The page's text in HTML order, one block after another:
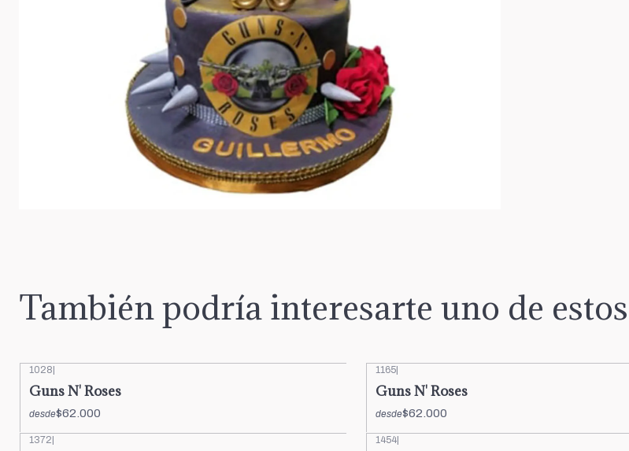
También podría interesarte uno de estos
1028
Guns N' Roses
desde$62.000
1165|
Guns N' Roses
desde$62.000
1372 1454|